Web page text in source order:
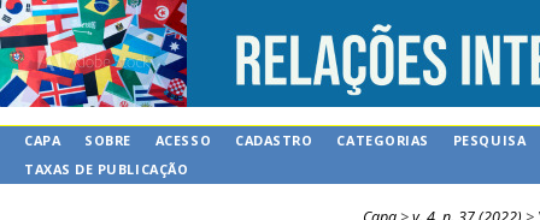
CAPA SOBRE ACESSO CADASTRO CATEGORIAS
PESQUISA
TAXAS DE PUBLICAÇÃO